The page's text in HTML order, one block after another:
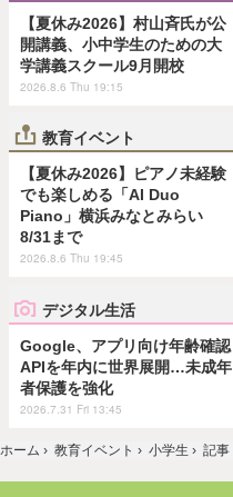
【夏休み2026】村山斉氏が公
開講義、小中学生のための大
学講義スクール9月開校
2026.8.6 Thu 19:15
教育イベント
【夏休み2026】ピアノ未経験
でも楽しめる「AI Duo
Piano」横浜みなとみらい
8/31まで
2026.8.6 Thu 19:45
デジタル生活
Google、アプリ向け年齢確認
APIを年内に世界展開…未成年
者保護を強化
2026.7.31 Fri 13:45
ホーム › 教育イベント › 小学生 › 記事